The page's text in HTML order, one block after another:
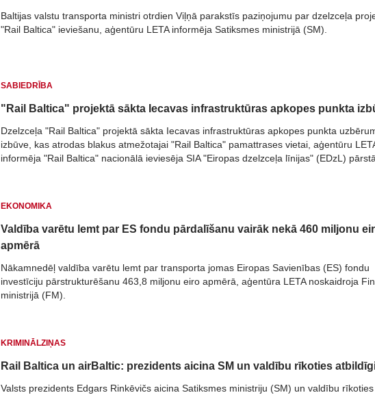
Baltijas valstu transporta ministri otrdien Viļņā parakstīs paziņojumu par dzelzceļa
"Rail Baltica" ieviešanu, aģentūru LETA informēja Satiksmes ministrijā (SM).
SABIEDRĪBA
"Rail Baltica" projektā sākta Iecavas infrastruktūras apkopes punkta
Dzelzceļa "Rail Baltica" projektā sākta Iecavas infrastruktūras apkopes punkta
izbūve, kas atrodas blakus atmežotajai "Rail Baltica" pamattrases vietai, aģentūru
informēja "Rail Baltica" nacionālā ieviesēja SIA "Eiropas dzelzceļa līnijas" (EDzL)
EKONOMIKA
Valdība varētu lemt par ES fondu pārdalīšanu vairāk nekā 460 miljonu
apmērā
Nākamnedēļ valdība varētu lemt par transporta jomas Eiropas Savienības (ES) fondu
investīciju pārstrukturēšanu 463,8 miljonu eiro apmērā, aģentūra LETA noskaidroja
ministrijā (FM).
KRIMINĀLZIŅAS
Rail Baltica un airBaltic: prezidents aicina SM un valdību rīkoties
Valsts prezidents Edgars Rinkēvičs aicina Satiksmes ministriju (SM) un valdību rīkoties